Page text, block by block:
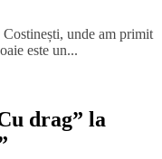
unde am primit
este un...
drag” la